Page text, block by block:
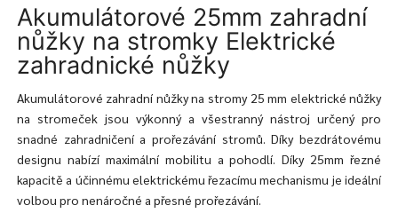
Akumulátorové 25mm zahradní
nůžky na stromky Elektrické
zahradnické nůžky
Akumulátorové zahradní nůžky na stromy 25 mm elektrické nůžky
na stromeček jsou výkonný a všestranný nástroj určený pro
snadné zahradničení a prořezávání stromů. Díky bezdrátovému
designu nabízí maximální mobilitu a pohodlí. Díky 25mm řezné
kapacitě a účinnému elektrickému řezacímu mechanismu je ideální
volbou pro nenáročné a přesné prořezávání.